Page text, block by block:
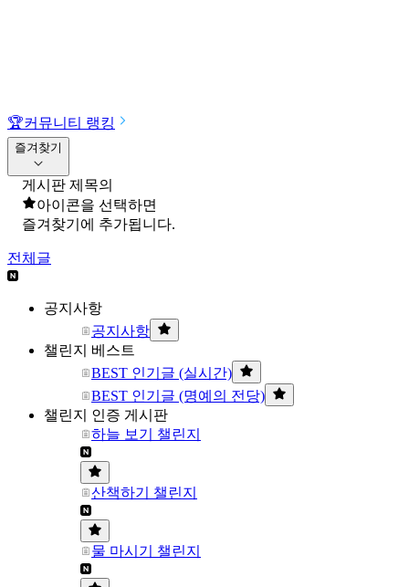
🏆커뮤니티 랭킹
즐겨찾기
게시판 제목의
아이콘을 선택하면
즐겨찾기에 추가됩니다.
전체글
공지사항
공지사항
챌린지 베스트
BEST 인기글 (실시간)
BEST 인기글 (명예의 전당)
챌린지 인증 게시판
하늘 보기 챌린지
산책하기 챌린지
물 마시기 챌린지